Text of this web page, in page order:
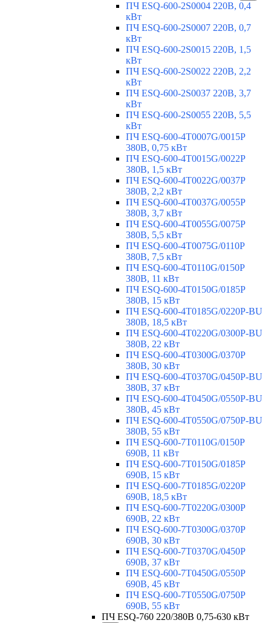
ПЧ ESQ-600-2S0004 220В, 0,4
кВт
ПЧ ESQ-600-2S0007 220В, 0,7
кВт
ПЧ ESQ-600-2S0015 220В, 1,5
кВт
ПЧ ESQ-600-2S0022 220В, 2,2
кВт
ПЧ ESQ-600-2S0037 220В, 3,7
кВт
ПЧ ESQ-600-2S0055 220В, 5,5
кВт
ПЧ ESQ-600-4T0007G/0015P
380В, 0,75 кВт
ПЧ ESQ-600-4T0015G/0022P
380В, 1,5 кВт
ПЧ ESQ-600-4T0022G/0037P
380В, 2,2 кВт
ПЧ ESQ-600-4T0037G/0055P
380В, 3,7 кВт
ПЧ ESQ-600-4T0055G/0075P
380В, 5,5 кВт
ПЧ ESQ-600-4T0075G/0110P
380В, 7,5 кВт
ПЧ ESQ-600-4T0110G/0150P
380В, 11 кВт
ПЧ ESQ-600-4T0150G/0185P
380В, 15 кВт
ПЧ ESQ-600-4T0185G/0220P-BU
380В, 18,5 кВт
ПЧ ESQ-600-4T0220G/0300P-BU
380В, 22 кВт
ПЧ ESQ-600-4T0300G/0370P
380В, 30 кВт
ПЧ ESQ-600-4T0370G/0450P-BU
380В, 37 кВт
ПЧ ESQ-600-4T0450G/0550P-BU
380В, 45 кВт
ПЧ ESQ-600-4T0550G/0750P-BU
380В, 55 кВт
ПЧ ESQ-600-7T0110G/0150P
690В, 11 кВт
ПЧ ESQ-600-7T0150G/0185P
690В, 15 кВт
ПЧ ESQ-600-7T0185G/0220P
690В, 18,5 кВт
ПЧ ESQ-600-7T0220G/0300P
690В, 22 кВт
ПЧ ESQ-600-7T0300G/0370P
690В, 30 кВт
ПЧ ESQ-600-7T0370G/0450P
690В, 37 кВт
ПЧ ESQ-600-7T0450G/0550P
690В, 45 кВт
ПЧ ESQ-600-7T0550G/0750P
690В, 55 кВт
ПЧ ESQ-760 220/380В 0,75-630 кВт